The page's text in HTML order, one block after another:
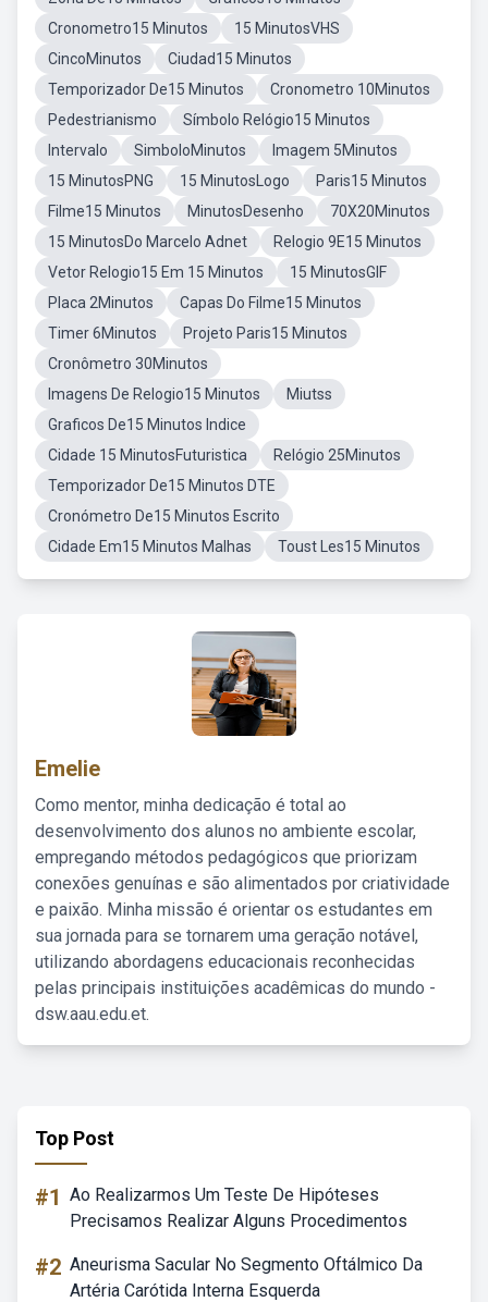
Cronometro15 Minutos
15 MinutosVHS
CincoMinutos
Ciudad15 Minutos
Temporizador De15 Minutos
Cronometro 10Minutos
Pedestrianismo
Símbolo Relógio15 Minutos
Intervalo
SimboloMinutos
Imagem 5Minutos
15 MinutosPNG
15 MinutosLogo
Paris15 Minutos
Filme15 Minutos
MinutosDesenho
70X20Minutos
15 MinutosDo Marcelo Adnet
Relogio 9E15 Minutos
Vetor Relogio15 Em 15 Minutos
15 MinutosGIF
Placa 2Minutos
Capas Do Filme15 Minutos
Timer 6Minutos
Projeto Paris15 Minutos
Cronômetro 30Minutos
Imagens De Relogio15 Minutos
Miutss
Graficos De15 Minutos Indice
Cidade 15 MinutosFuturistica
Relógio 25Minutos
Temporizador De15 Minutos DTE
Cronómetro De15 Minutos Escrito
Cidade Em15 Minutos Malhas
Toust Les15 Minutos
Emelie
Como mentor, minha dedicação é total ao
desenvolvimento dos alunos no ambiente escolar,
empregando métodos pedagógicos que priorizam
conexões genuínas e são alimentados por criatividade
e paixão. Minha missão é orientar os estudantes em
sua jornada para se tornarem uma geração notável,
utilizando abordagens educacionais reconhecidas
pelas principais instituições acadêmicas do mundo -
dsw.aau.edu.et.
Top Post
#1 Ao Realizarmos Um Teste De Hipóteses
Precisamos Realizar Alguns Procedimentos
#2 Aneurisma Sacular No Segmento Oftálmico Da
Artéria Carótida Interna Esquerda